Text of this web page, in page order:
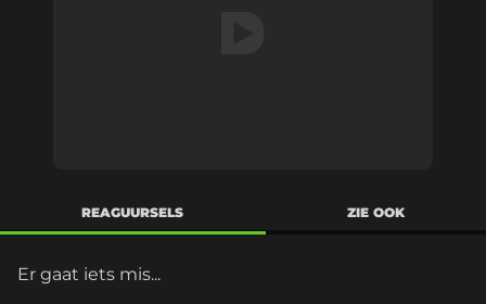
REAGUURSELS ZIE OOK
Er gaat iets mis...